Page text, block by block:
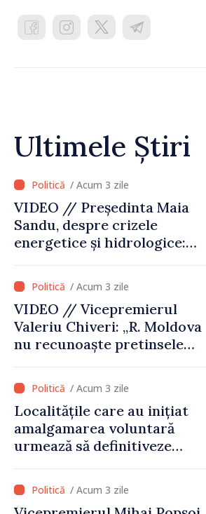
Ultimele Știri
/ Acum 3 zile
VIDEO // Președinta Maia
Sandu, despre crizele
energetice și hidrologice:
posibilul pentru a atenua
consecințele”
/ Acum 3 zile
VIDEO // Vicepremierul
Valeriu Chiveri: „R. Moldova
nu recunoaște pretinsele
de structurile de la Tiraspol
în raioanele de est”
/ Acum 3 zile
Localitățile care au inițiat
amalgamarea voluntară
urmează să definitiveze
parcursul lunii august
/ Acum 3 zile